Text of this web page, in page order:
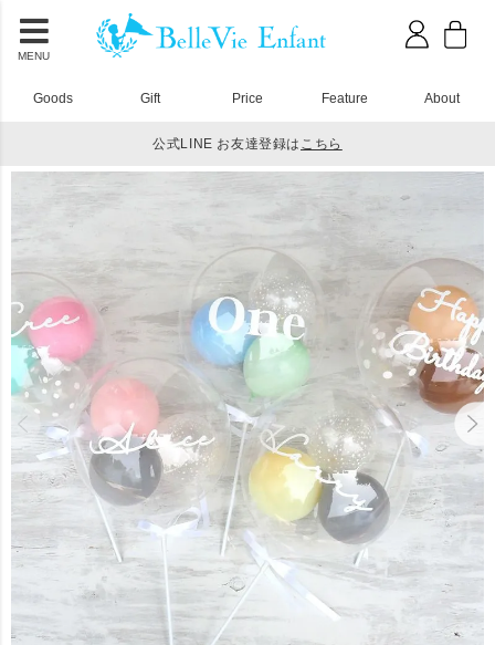
MENU
Goods Gift Price Feature About
公式LINE お友達登録は こちら
フェテ プティ コンフェッティバルーン